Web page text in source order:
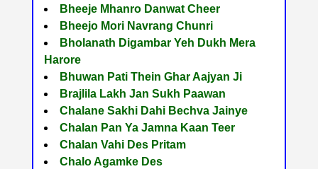
Bheeje Mhanro Danwat Cheer
Bheejo Mori Navrang Chunri
Bholanath Digambar Yeh Dukh Mera
Harore
Bhuwan Pati Thein Ghar Aajyan Ji
Brajlila Lakh Jan Sukh Paawan
Chalane Sakhi Dahi Bechva Jainye
Chalan Pan Ya Jamna Kaan Teer
Chalan Vahi Des Pritam
Chalo Agamke Des